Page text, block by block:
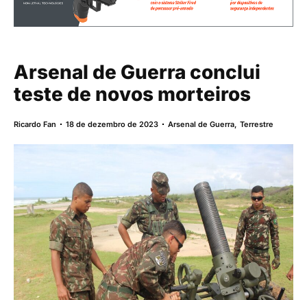
Arsenal de Guerra conclui
teste de novos morteiros
Ricardo Fan 18 de dezembro de 2023 Arsenal de Guerra,Terrestre